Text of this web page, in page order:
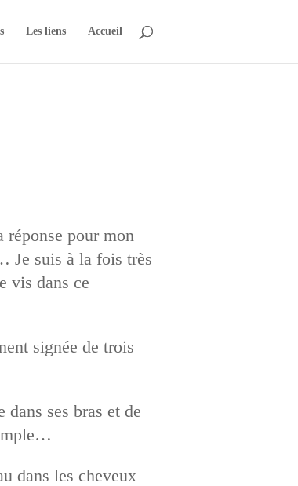
Les liens Accueil
pour mon
Je suis à la fois très
vis dans ce
signée de trois
ses bras et de
dans les cheveux